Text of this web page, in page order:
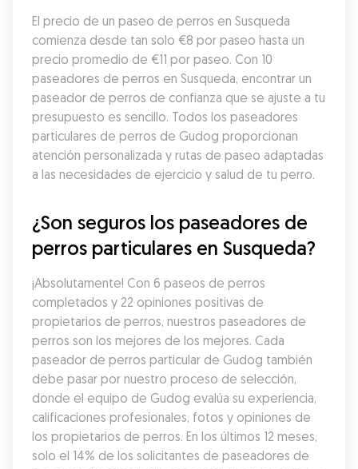
El precio de un paseo de perros en Susqueda
comienza desde tan solo €8 por paseo hasta un
precio promedio de €11 por paseo. Con 10
paseadores de perros en Susqueda, encontrar un
paseador de perros de confianza que se ajuste a tu
presupuesto es sencillo. Todos los paseadores
particulares de perros de Gudog proporcionan
atención personalizada y rutas de paseo adaptadas
a las necesidades de ejercicio y salud de tu perro.
¿Son seguros los paseadores de
perros particulares en Susqueda?
¡Absolutamente! Con 6 paseos de perros
completados y 22 opiniones positivas de
propietarios de perros, nuestros paseadores de
perros son los mejores de los mejores. Cada
paseador de perros particular de Gudog también
debe pasar por nuestro proceso de selección,
donde el equipo de Gudog evalúa su experiencia,
calificaciones profesionales, fotos y opiniones de
los propietarios de perros. En los últimos 12 meses,
solo el 14% de los solicitantes de paseadores de